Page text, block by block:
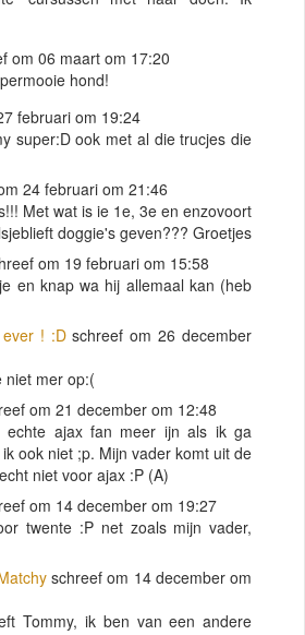
om 06 maart om 17:20
hond!
februari om 19:24
super:D ook met al die trucjes die
24 februari om 21:46
Met wat is ie 1e, 3e en enzovoort
doggie's geven??? Groetjes
om 19 februari om 15:58
en knap wa hij allemaal kan (heb
! :Dschreef om 26 december
niet mer op:(
om 21 december om 12:48
echte ajax fan meer ijn als ik ga
ook niet ;p. Mijn vader komt uit de
niet voor ajax :P (A)
om 14 december om 19:27
twente :P net zoals mijn vader,
schreef om 14 december om
Tommy, ik ben van een andere